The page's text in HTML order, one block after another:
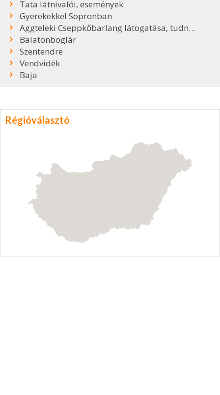
Tata látnivalói, események
Gyerekekkel Sopronban
Aggteleki Cseppkőbarlang látogatása, tudnivalók
Balatonboglár
Szentendre
Vendvidék
Baja
Régióválasztó